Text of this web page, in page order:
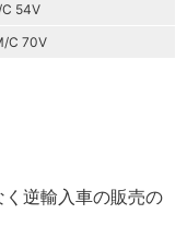
54V
C 70V
逆輸入車の販売の